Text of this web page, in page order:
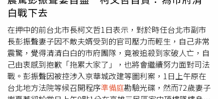
是過失致死，我無法接受！」本案一度傳出保險公司認為施
姓司機因公司排班失當，導致疲勞駕駛，不願理賠，施姓司
機辯護律師表示，將再與保險公司與客運業者溝通，希望能
對家屬給予最大賠償。經雙方充分表達竟見，法官再徵詢雙
方有無和解意願，雙方都同意，但因保險公司與客運業者未
到場，法院將擇期安排和解。
白戰下去
在押中的前台北市長柯文哲1日表示，對於時任台北市副市
長彭振聲妻子因不敵夫婿受到的官司壓力而輕生，自己非常
震驚，覺得清清白白的市府團隊，竟被追殺到家破人亡，自
己由衷感到抱歉「拖累大家了」，也將會繼續努力面對司法
戰。彭振聲因被控涉入京華城改建等圖利案，1日上午原在
台北地方法院等候召開程序準備庭勘驗光碟，然而72歲妻子